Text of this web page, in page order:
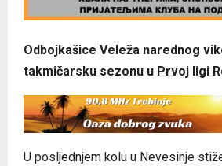
Odbojkašice Veleža narednog
takmičarsku sezonu u Prvoj ligi
U posljednjem kolu u Nevesinje